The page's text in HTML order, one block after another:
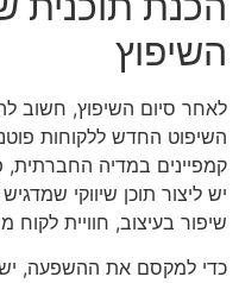
השיפוץ
לאחר סיום השיפוץ, חשוב
השיפוט החדש ללקוחות
קמפיינים במדיה החברתית,
יש ליצור תוכן שיווקי
שיפור בעיצוב, חוויית
כדי למקסם את ההשפעה, יש